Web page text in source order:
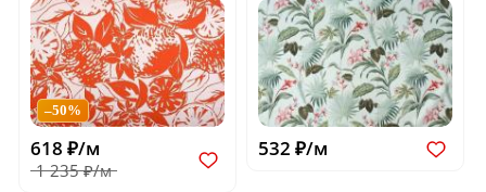
–50%
618 ₽/м
1 235 ₽/м
532 ₽/м